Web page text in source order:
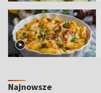
Najnowsze